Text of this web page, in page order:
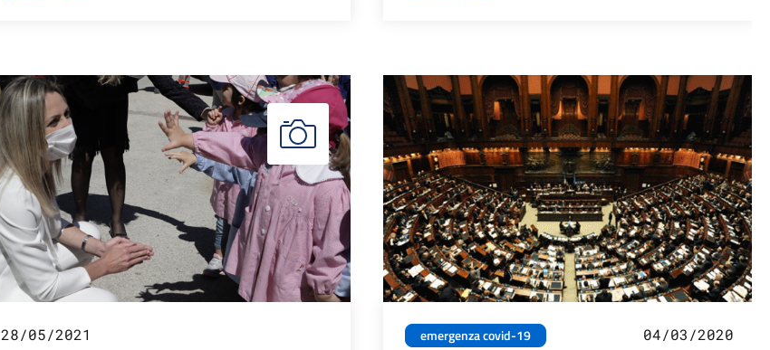
28/05/2021
emergenza covid-19
04/03/2020